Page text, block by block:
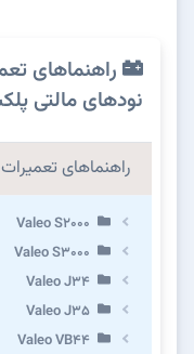
راهنماهای
نودهای مالتی
راهنماهای تعمیرات ECU
Valeo S2000
Valeo S3000
Valeo J34
Valeo J35
Valeo VB44